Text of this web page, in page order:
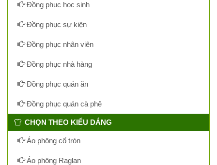
Đồng phục học sinh
Đồng phục sự kiện
Đồng phục nhân viên
Đồng phục nhà hàng
Đồng phục quán ăn
Đồng phục quán cà phê
CHỌN THEO KIỂU DÁNG
Áo phông cổ tròn
Áo phông Raglan